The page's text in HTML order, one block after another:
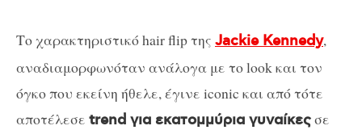
Το χαρακτηριστικό hair flip της Jackie Kennedy,
αναδιαμορφωνόταν ανάλογα με το look και τον
όγκο που εκείνη ήθελε, έγινε iconic και από τότε
αποτέλεσε trend για εκατομμύρια γυναίκεςσε